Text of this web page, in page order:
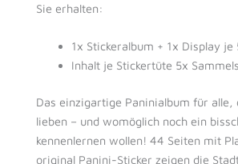
Sie erhalten:
1x Stickeralbum + 1x Display
Inhalt je Stickertüte 5x
Das einzigartige Paninialbum für alle,
lieben – und womöglich noch ein
kennenlernen wollen! 44 Seiten mit
original Panini-Sticker zeigen die